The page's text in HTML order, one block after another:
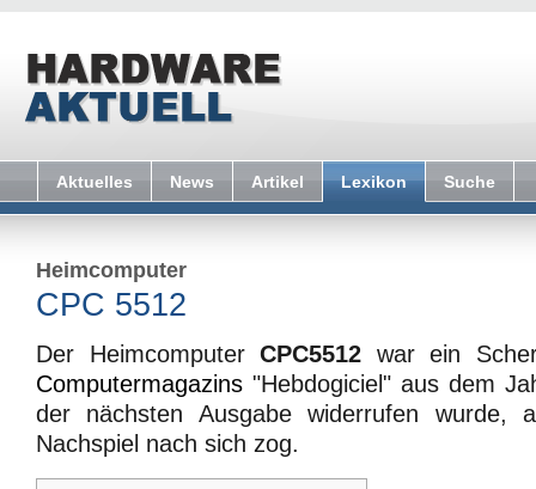
Aktuelles News Artikel Lexikon Suche
Heimcomputer
CPC 5512
Der HeimcomputerCPC5512 war ein
Computermagazins "Hebdogiciel" aus dem
der nächsten Ausgabe widerrufen wurde,
Nachspiel nach sich zog.